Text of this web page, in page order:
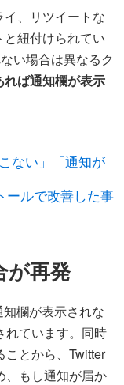
、リツイートな
紐付けられてい
い場合は異なるク
れば通知欄が表示
ない」「通知が
ールで改善した事
が再発
欄が表示されな
れています。同時
とから、Twitter
、もし通知が届か